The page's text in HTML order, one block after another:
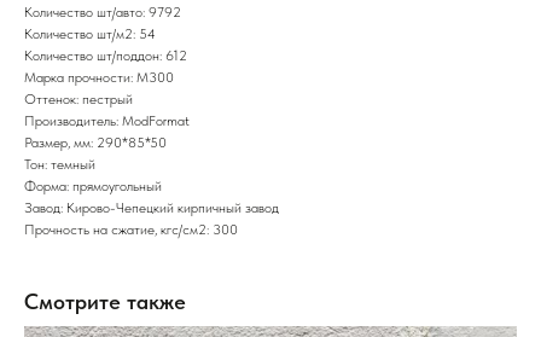
Количество шт/авто: 9792
Количество шт/м2: 54
Количество шт/поддон: 612
Марка прочности: М300
Оттенок: пестрый
Производитель: ModFormat
Размер, мм: 290*85*50
Тон: темный
Форма: прямоугольный
Завод: Кирово-Чепецкий кирпичный завод
Прочность на сжатие, кгс/см2: 300
Смотрите также